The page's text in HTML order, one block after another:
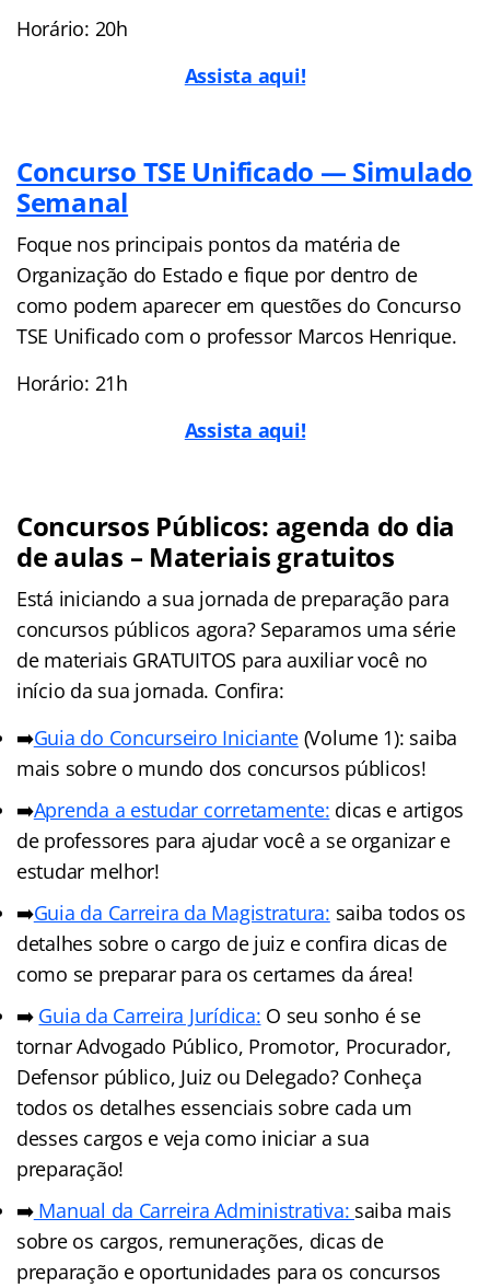
Horário: 20h
Assista aqui!
Concurso TSE Unificado — Simulado
Semanal
Foque nos principais pontos da matéria de
Organização do Estado e fique por dentro de
como podem aparecer em questões do Concurso
TSE Unificado com o professor Marcos Henrique.
Horário: 21h
Assista aqui!
Concursos Públicos: agenda do dia
de aulas – Materiais gratuitos
Está iniciando a sua jornada de preparação para
concursos públicos agora? Separamos uma série
de materiais GRATUITOS para auxiliar você no
início da sua jornada. Confira:
➡️Guia do Concurseiro Iniciante(Volume 1): saiba
mais sobre o mundo dos concursos públicos!
➡️Aprenda a estudar corretamente: dicas e artigos
de professores para ajudar você a se organizar e
estudar melhor!
➡️Guia da Carreira da Magistratura: saiba todos os
detalhes sobre o cargo de juiz e confira dicas de
como se preparar para os certames da área!
➡️ Guia da Carreira Jurídica: O seu sonho é se
tornar Advogado Público, Promotor, Procurador,
Defensor público, Juiz ou Delegado? Conheça
todos os detalhes essenciais sobre cada um
desses cargos e veja como iniciar a sua
preparação!
➡️Manual da Carreira Administrativa: saiba mais
sobre os cargos, remunerações, dicas de
preparação e oportunidades para os concursos